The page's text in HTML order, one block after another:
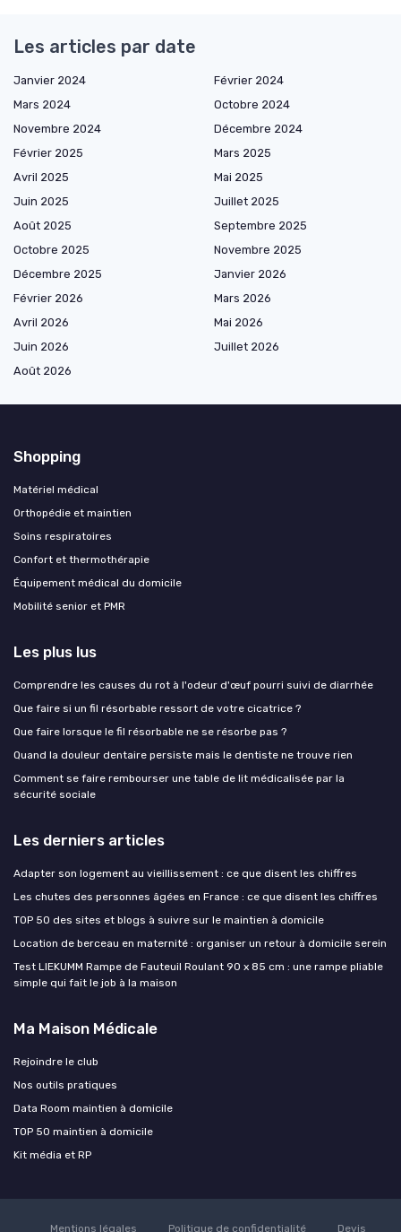
Les articles par date
Janvier 2024
Février 2024
Mars 2024
Octobre 2024
Novembre 2024
Décembre 2024
Février 2025
Mars 2025
Avril 2025
Mai 2025
Juin 2025
Juillet 2025
Août 2025
Septembre 2025
Octobre 2025
Novembre 2025
Décembre 2025
Janvier 2026
Février 2026
Mars 2026
Avril 2026
Mai 2026
Juin 2026
Juillet 2026
Août 2026
Shopping
Matériel médical
Orthopédie et maintien
Soins respiratoires
Confort et thermothérapie
Équipement médical du domicile
Mobilité senior et PMR
Les plus lus
Comprendre les causes du rot à l'odeur d'œuf pourri suivi de diarrhée
Que faire si un fil résorbable ressort de votre cicatrice ?
Que faire lorsque le fil résorbable ne se résorbe pas ?
Quand la douleur dentaire persiste mais le dentiste ne trouve rien
Comment se faire rembourser une table de lit médicalisée par la
sécurité sociale
Les derniers articles
Adapter son logement au vieillissement : ce que disent les chiffres
Les chutes des personnes âgées en France : ce que disent les chiffres
TOP 50 des sites et blogs à suivre sur le maintien à domicile
Location de berceau en maternité : organiser un retour à domicile serein
Test LIEKUMM Rampe de Fauteuil Roulant 90 x 85 cm : une rampe pliable
simple qui fait le job à la maison
Ma Maison Médicale
Rejoindre le club
Nos outils pratiques
Data Room maintien à domicile
TOP 50 maintien à domicile
Kit média et RP
Mentions légales Politique de confidentialité
Devis